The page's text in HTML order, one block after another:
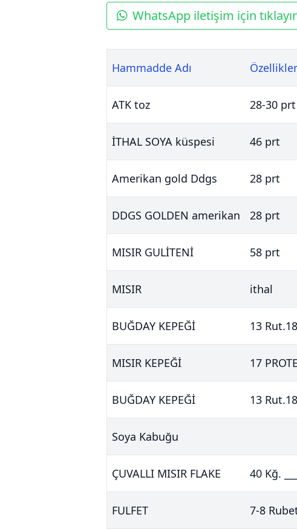
WhatsApp iletişim için
Hammadde Adı
ATK toz 28-30 prt
İTHAL SOYA küspesi 46 prt
Amerikan gold Ddgs 28 prt
DDGS GOLDEN amerikan 28 prt
MISIR GULİTENİ 58 prt
MISIR ithal
BUĞDAY KEPEĞİ 13
MISIR KEPEĞİ 17
BUĞDAY KEPEĞİ 13
Soya Kabuğu
ÇUVALLI MISIR FLAKE 40 Kğ.
FULFET 7-8